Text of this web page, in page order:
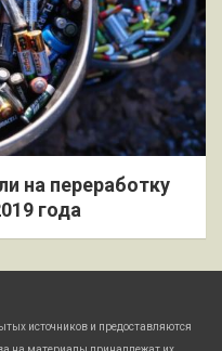
на переработку
года
источников и предоставляются